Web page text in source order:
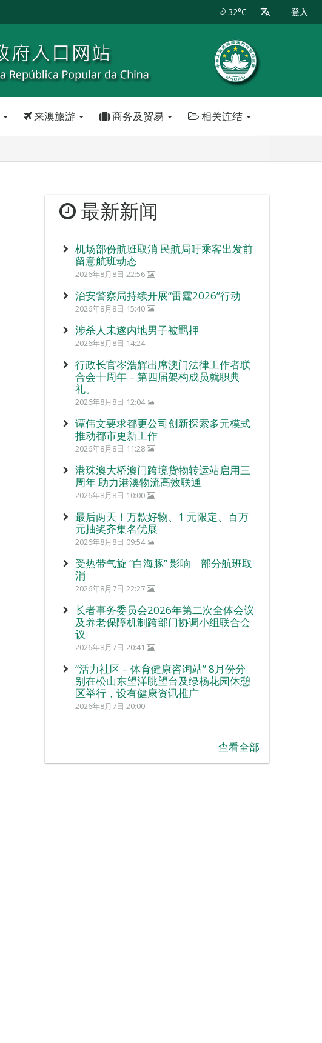
32°C 登入
来澳旅游 商务及贸易 相关连结
最新新闻
机场部份航班取消 民航局吁乘客出发前
留意航班动态
2026年8月8日 22:56
治安警察局持续开展“雷霆2026”行动
2026年8月8日 15:40
涉杀人未遂内地男子被羁押
2026年8月8日 14:24
行政长官岑浩辉出席澳门法律工作者联
合会十周年 – 第四届架构成员就职典
礼。
2026年8月8日 12:04
谭伟文要求都更公司创新探索多元模式
推动都市更新工作
2026年8月8日 11:28
港珠澳大桥澳门跨境货物转运站启用三
周年 助力港澳物流高效联通
2026年8月8日 10:00
最后两天！万款好物、1 元限定、百万
元抽奖齐集名优展
2026年8月8日 09:54
受热带气旋 “白海豚” 影响 部分航班取
消
2026年8月7日 22:27
长者事务委员会2026年第二次全体会议
及养老保障机制跨部门协调小组联合会
议
2026年8月7日 20:41
“活力社区 – 体育健康咨询站” 8月份分
别在松山东望洋眺望台及绿杨花园休憩
区举行，设有健康资讯推广
2026年8月7日 20:00
查看全部